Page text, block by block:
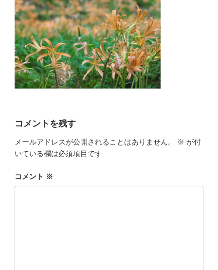
コメントを残す
メールアドレスが公開されることはありません。 ※ が付
いている欄は必須項目です
コメント ※